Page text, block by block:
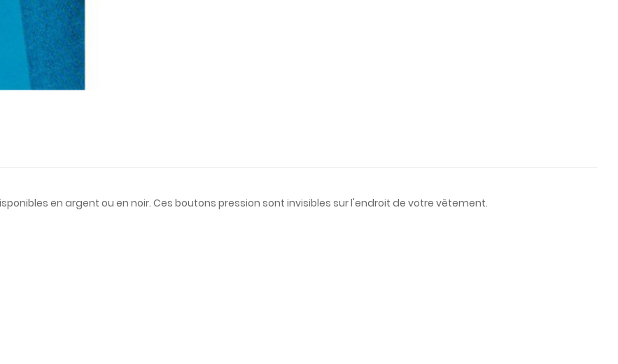
en argent ou en noir. Ces boutons pression sont invisibles sur l'endroit de votre vêtement.